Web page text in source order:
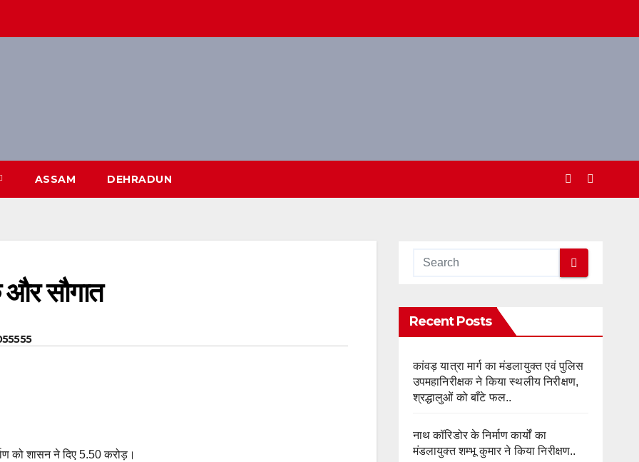
ASSAM DEHRADUN
और सौगात
को शासन ने दिए 5.50 करोड़।
Recent Posts
कांवड़ यात्रा मार्ग का मंडलायुक्त एवं पुलिस
उपमहानिरीक्षक ने किया स्थलीय निरीक्षण,
श्रद्धालुओं को बाँटे फल..
नाथ कॉरिडोर के निर्माण कार्यों का
मंडलायुक्त शम्भू कुमार ने किया निरीक्षण..